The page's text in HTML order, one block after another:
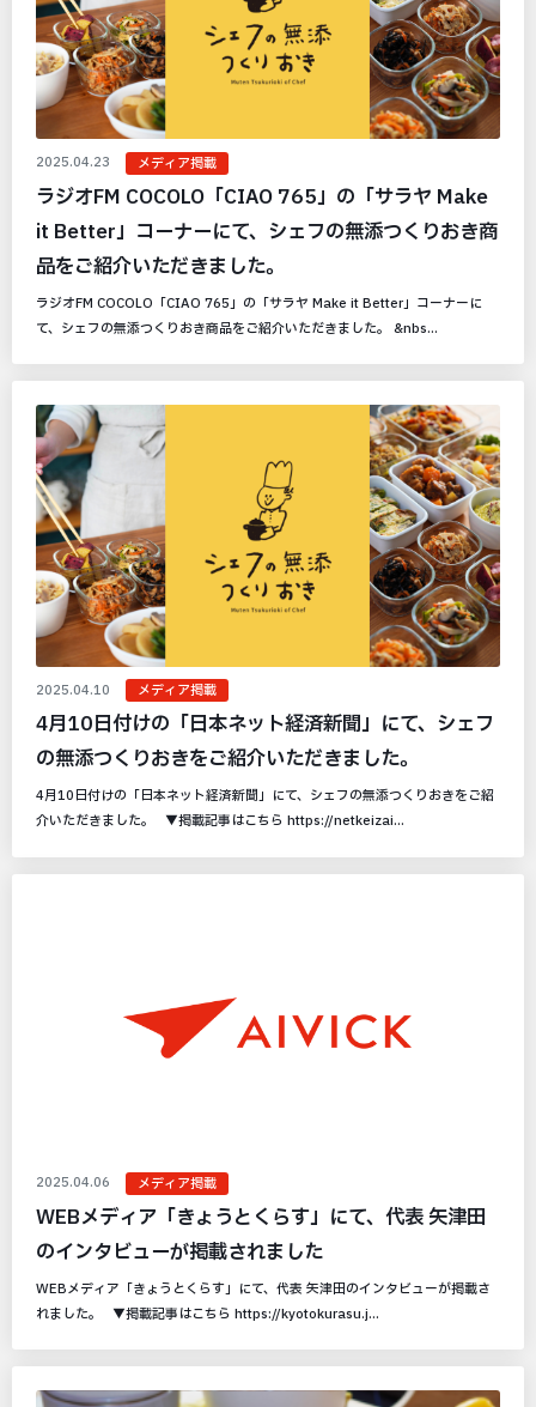
2025.04.23 メディア掲載
ラジオFM COCOLO「CIAO 765」の「サラヤ Make
it Better」コーナーにて、シェフの無添つくりおき商
品をご紹介いただきました。
ラジオFM COCOLO「CIAO 765」の「サラヤ Make it Better」コーナーに
て、シェフの無添つくりおき商品をご紹介いただきました。 &nbs...
2025.04.10 メディア掲載
4月10日付けの「日本ネット経済新聞」にて、シェフ
の無添つくりおきをご紹介いただきました。
4月10日付けの「日本ネット経済新聞」にて、シェフの無添つくりおきをご紹
介いただきました。 ▼掲載記事はこちら https://netkeizai...
2025.04.06 メディア掲載
WEBメディア「きょうとくらす」にて、代表 矢津田
のインタビューが掲載されました
WEBメディア「きょうとくらす」にて、代表 矢津田のインタビューが掲載さ
れました。 ▼掲載記事はこちら https://kyotokurasu.j...